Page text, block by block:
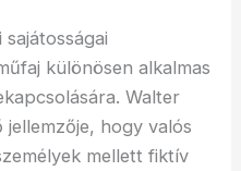
különösen alkalmas
Walter
hogy valós
mellett fiktív